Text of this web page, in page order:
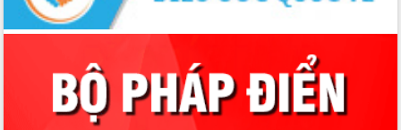
Việt Nam
Thứ trưởng Bộ Y tế làm việc với tỉnh
Đắk Lắk về phát triển nhân lực y tế
cho trạm y tế cấp xã
Du lịch Đắk Lắk nâng tầm trải nghiệm
du khách thông qua Hệ thống cơ sở dữ
liệu và Bản đồ số